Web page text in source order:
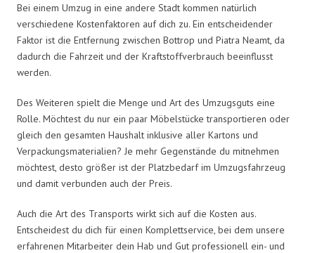
Bei einem Umzug in eine andere Stadt kommen natürlich
verschiedene Kostenfaktoren auf dich zu. Ein entscheidender
Faktor ist die Entfernung zwischen Bottrop und Piatra Neamt, da
dadurch die Fahrzeit und der Kraftstoffverbrauch beeinflusst
werden.
Des Weiteren spielt die Menge und Art des Umzugsguts eine
Rolle. Möchtest du nur ein paar Möbelstücke transportieren oder
gleich den gesamten Haushalt inklusive aller Kartons und
Verpackungsmaterialien? Je mehr Gegenstände du mitnehmen
möchtest, desto größer ist der Platzbedarf im Umzugsfahrzeug
und damit verbunden auch der Preis.
Auch die Art des Transports wirkt sich auf die Kosten aus.
Entscheidest du dich für einen Komplettservice, bei dem unsere
erfahrenen Mitarbeiter dein Hab und Gut professionell ein- und